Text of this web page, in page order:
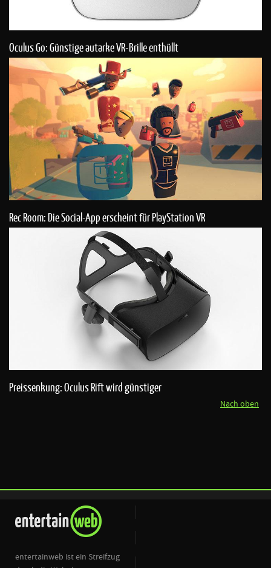
Oculus Go: Günstige autarke VR-Brille enthüllt
Rec Room: Die Social-App erscheint für PlayStation VR
Preissenkung: Oculus Rift wird günstiger
Nach oben
entertainweb ist ein Streifzug